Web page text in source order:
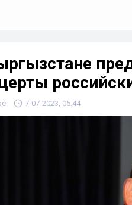
7-07-2023, 05:44